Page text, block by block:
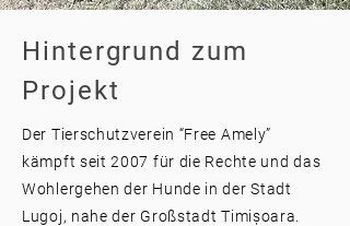
Hintergrund zum
Projekt
Der Tierschutzverein “Free Amely”
kämpft seit 2007 für die Rechte und das
Wohlergehen der Hunde in der Stadt
Lugoj, nahe der Großstadt Timișoara.